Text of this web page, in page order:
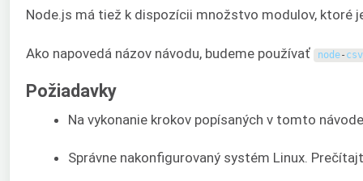
Node.js má tiež k dispozícii množstvo modulov, ktoré
Ako napovedá názov návodu, budeme používať node- csv
Požiadavky
Na vykonanie krokov popísaných v tomto
Správne nakonfigurovaný systém Linux.